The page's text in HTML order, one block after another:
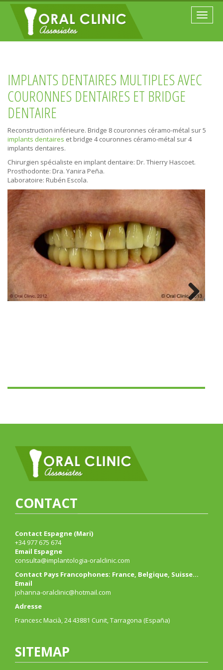
Toggle
IMPLANTS DENTAIRES MULTIPLES AVEC
COURONNES DENTAIRES ET BRIDGE
DENTAIRE
Reconstruction inférieure. Bridge 8 couronnes céramo-métal sur 5
implants dentaires et bridge 4 couronnes céramo-métal sur 4
implants dentaires.
Chirurgien spécialiste en implant dentaire: Dr. Thierry Hascoet.
Prosthodonte: Dra. Yanira Peña.
Laboratoire: Rubén Escola.
CONTACT
Contact Espagne (Mari)
+34 977 675 674
Email Espagne
consulta@implantologia-oralclinic.com
Contact Pays Francophones: France, Belgique, Suisse…
Email
johanna-oralclinic@hotmail.com
Adresse
Francesc Macià, 24 43881 Cunit, Tarragona (España)
SITEMAP